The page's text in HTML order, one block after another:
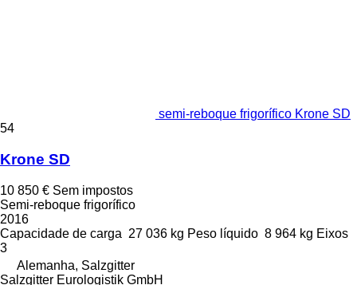
semi-reboque frigorífico Krone SD
54
Krone SD
10 850 € Sem impostos
Semi-reboque frigorífico
2016
Capacidade de carga 27 036 kg Peso líquido 8 964 kg Eixos
3
Alemanha, Salzgitter
Salzgitter Eurologistik GmbH